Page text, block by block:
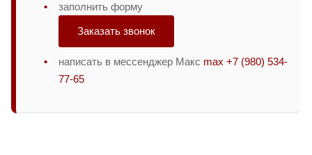
заполнить форму
Заказать звонок
написать в мессенджер Макс max +7 (980) 534-
77-65